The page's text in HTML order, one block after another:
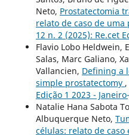
Neto, Prostatectomia
relato de caso de uma
12 n. 2 (2025): Re.cet
Flavio Lobo Heldwein,
Salas, Marc Galiano,
Vallancien, Defining a
simple prostatectomy ,
Edição 1 2023 -
Natalie Hana Sabota
Albuquerque Neto,
células: relato de